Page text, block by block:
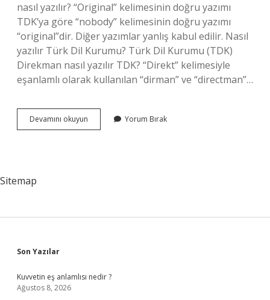
nasıl yazılır? “Original” kelimesinin doğru yazımı
TDK’ya göre “nobody” kelimesinin doğru yazımı
“original”dir. Diğer yazımlar yanlış kabul edilir. Nasıl
yazılır Türk Dil Kurumu? Türk Dil Kurumu (TDK)
Direkman nasıl yazılır TDK? “Direkt” kelimesiyle
eşanlamlı olarak kullanılan “dirman” ve “directman”…
Devamını okuyun Otomatik
Nasıl
Yorum Bırak
Sitemap
Sidebar
Son Yazılar
Kuvvetin eş anlamlısı nedir ?
Ağustos 8, 2026